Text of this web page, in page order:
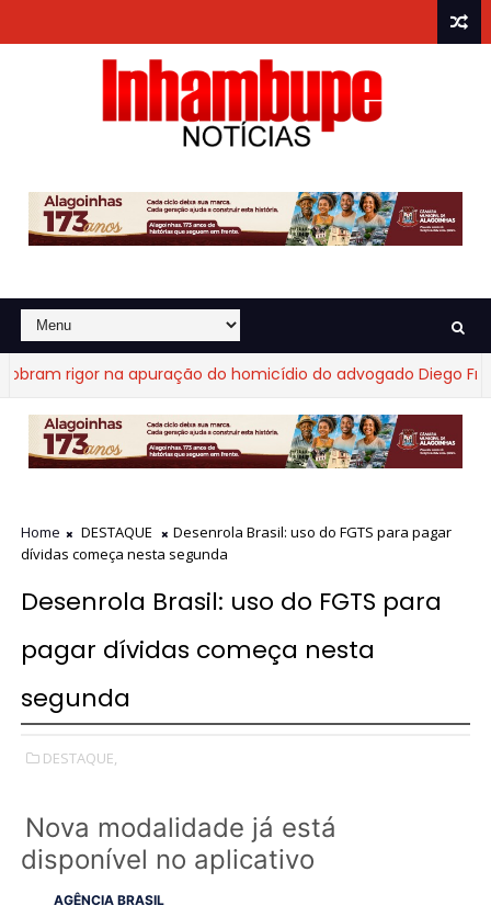
rigor na apuração do homicídio do advogado Diego Fraga
Home DESTAQUE
Desenrola Brasil: uso do FGTS para pagar
dívidas começa nesta segunda
Desenrola Brasil: uso do FGTS para
pagar dívidas começa nesta
segunda
DESTAQUE,
Nova modalidade já está
disponível no aplicativo
AGÊNCIA BRASIL